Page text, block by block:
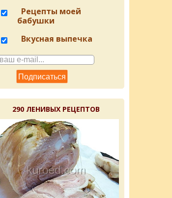
Рецепты моей
бабушки
Вкусная выпечка
290 ЛЕНИВЫХ РЕЦЕПТОВ